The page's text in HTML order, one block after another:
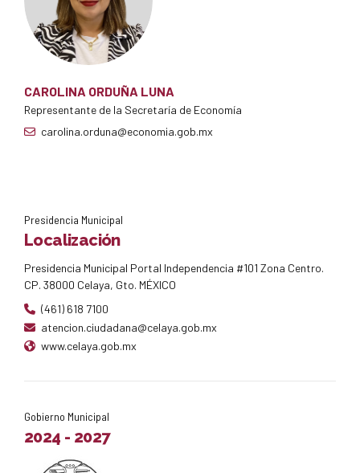
CAROLINA ORDUÑA LUNA
Representante de la Secretaría de Economía
carolina.orduna@economia.gob.mx
Presidencia Municipal
Localización
Presidencia Municipal Portal Independencia #101 Zona Centro.
CP. 38000 Celaya, Gto. MÉXICO
(461) 618 7100
atencion.ciudadana@celaya.gob.mx
www.celaya.gob.mx
Gobierno Municipal
2024 - 2027